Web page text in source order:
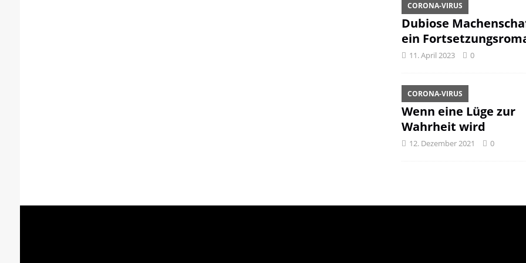
Dubiose
ein
CORONA-VIRUS
11. April 2023 0
Wenn eine Lüge zur
Wahrheit wird
CORONA-VIRUS
12. Dezember 2021 0